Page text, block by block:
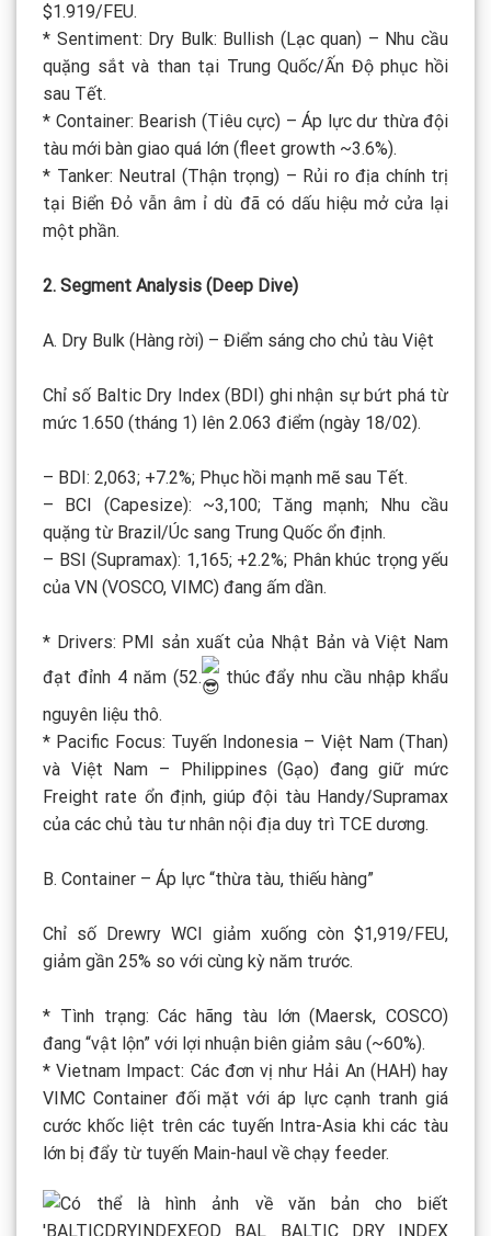
$1.919/FEU.
* Sentiment: Dry Bulk: Bullish (Lạc quan) – Nhu cầu
quặng sắt và than tại Trung Quốc/Ấn Độ phục hồi
sau Tết.
* Container: Bearish (Tiêu cực) – Áp lực dư thừa đội
tàu mới bàn giao quá lớn (fleet growth ~3.6%).
* Tanker: Neutral (Thận trọng) – Rủi ro địa chính trị
tại Biển Đỏ vẫn âm ỉ dù đã có dấu hiệu mở cửa lại
một phần.
2. Segment Analysis (Deep Dive)
A. Dry Bulk (Hàng rời) – Điểm sáng cho chủ tàu Việt
Chỉ số Baltic Dry Index (BDI) ghi nhận sự bứt phá từ
mức 1.650 (tháng 1) lên 2.063 điểm (ngày 18/02).
– BDI: 2,063; +7.2%; Phục hồi mạnh mẽ sau Tết.
– BCI (Capesize): ~3,100; Tăng mạnh; Nhu cầu
quặng từ Brazil/Úc sang Trung Quốc ổn định.
– BSI (Supramax): 1,165; +2.2%; Phân khúc trọng yếu
của VN (VOSCO, VIMC) đang ấm dần.
* Drivers: PMI sản xuất của Nhật Bản và Việt Nam
đạt đỉnh 4 năm (52.
thúc đẩy nhu cầu nhập khẩu
nguyên liệu thô.
* Pacific Focus: Tuyến Indonesia – Việt Nam (Than)
và Việt Nam – Philippines (Gạo) đang giữ mức
Freight rate ổn định, giúp đội tàu Handy/Supramax
của các chủ tàu tư nhân nội địa duy trì TCE dương.
B. Container – Áp lực “thừa tàu, thiếu hàng”
Chỉ số Drewry WCI giảm xuống còn $1,919/FEU,
giảm gần 25% so với cùng kỳ năm trước.
* Tình trạng: Các hãng tàu lớn (Maersk, COSCO)
đang “vật lộn” với lợi nhuận biên giảm sâu (~60%).
* Vietnam Impact: Các đơn vị như Hải An (HAH) hay
VIMC Container đối mặt với áp lực cạnh tranh giá
cước khốc liệt trên các tuyến Intra-Asia khi các tàu
lớn bị đẩy từ tuyến Main-haul về chạy feeder.